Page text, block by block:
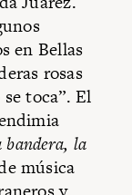
en Bellas
rosas
toca”. El
bandera, la
música